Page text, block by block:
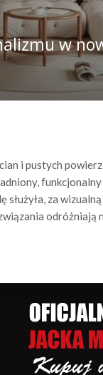
w
i pustych
za
odróżniają